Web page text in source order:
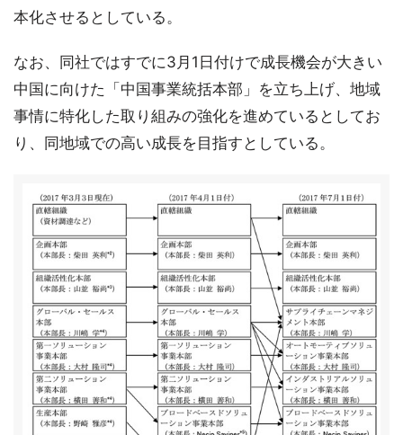
本化させるとしている。
なお、同社ではすでに3月1日付けで成長機会が大きい
中国に向けた「中国事業統括本部」を立ち上げ、地域
事情に特化した取り組みの強化を進めているとしてお
り、同地域での高い成長を目指すとしている。